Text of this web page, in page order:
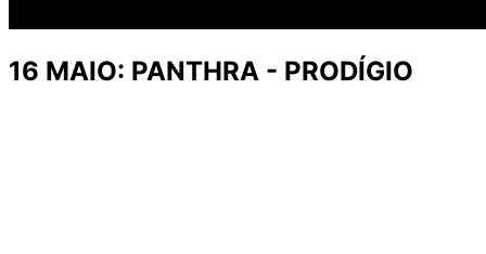
16 MAIO: PANTHRA - PRODÍGIO